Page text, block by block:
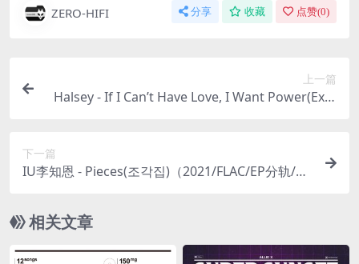
ZERO-HIFI 分享 收藏 点赞(0)
上一篇
Halsey - If I Can’t Have Love, I Want Power(Exte
下一篇
IU李知恩 - Pieces(조각집)（2021/FLAC/EP分轨/10
相关文章